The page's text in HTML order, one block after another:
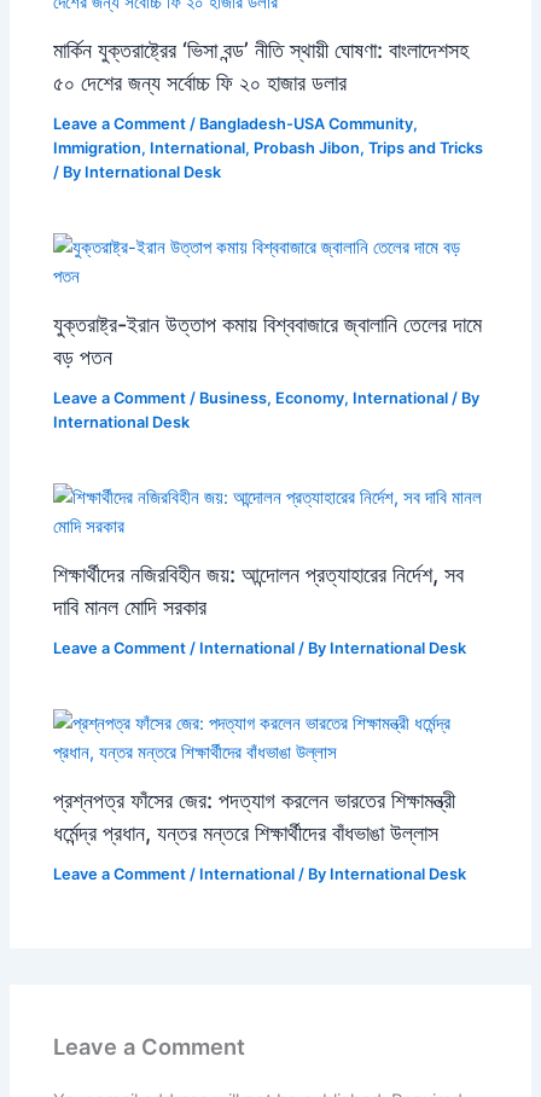
মার্কিন যুক্তরাষ্ট্রের ‘ভিসা বন্ড’ নীতি স্থায়ী ঘোষণা: বাংলাদেশসহ
৫০ দেশের জন্য সর্বোচ্চ ফি ২০ হাজার ডলার
Leave a Comment / Bangladesh-USA Community,
Immigration, International, Probash Jibon,Trips and Tricks
/ By International Desk
যুক্তরাষ্ট্র-ইরান উত্তাপ কমায় বিশ্ববাজারে জ্বালানি তেলের দামে
বড় পতন
Leave a Comment / Business, Economy, International / By
International Desk
শিক্ষার্থীদের নজিরবিহীন জয়: আন্দোলন প্রত্যাহারের নির্দেশ, সব
দাবি মানল মোদি সরকার
Leave a Comment / International / By International Desk
প্রশ্নপত্র ফাঁসের জের: পদত্যাগ করলেন ভারতের শিক্ষামন্ত্রী
ধর্মেন্দ্র প্রধান, যন্তর মন্তরে শিক্ষার্থীদের বাঁধভাঙা উল্লাস
Leave a Comment / International / By International Desk
Leave a Comment